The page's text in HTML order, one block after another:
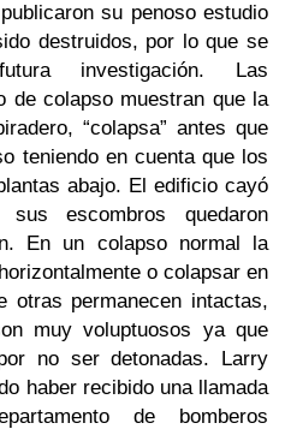
su penoso estudio
destruidos, por lo que se
investigación. Las
de colapso muestran que la
“colapsa” antes que
teniendo en cuenta que los
abajo. El edificio cayó
escombros quedaron
En un colapso normal la
o colapsar en
otras permanecen intactas,
muy voluptuosos ya que
no ser detonadas. Larry
haber recibido una llamada
de bomberos